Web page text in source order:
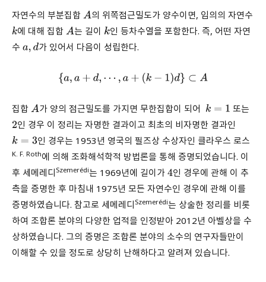
자연수의 부분집합 A 의 위쪽점근밀도가 양수이면, 임의의 자연수
k에 대해 집합 A는 길이 k인 등차수열을 포함한다. 즉, 어떤 자연
수 a,d 가 있어서 다음이 성립한다.
{a,a +d,⋯,a + ( k − 1) d}⊂A
집합 A 가 양의 점근밀도를 가지면 무한집합이 되어 k=1
또는
2인 경우 이 정리는 자명한 결과이고 최초의 비자명한 결과인
k=3 인 경우는 1953년 영국의 필즈상 수상자인 클라우스 로스
K. F. Roth에 의해 조화해석학적 방법론을 통해 증명되었습니다. 이
후 세메레디 Szemerédi는 1969년에 길이가 4인 경우에 관해 이 추
측을 증명한 후 마침내 1975년 모든 자연수인 경우에 관해 이를
증명하였습니다. 참고로 세메레디 Szemerédi는 상술한 정리를 비롯
하여 조합론 분야의 다양한 업적을 인정받아 2012년 아벨상을 수
상하였습니다. 그의 증명은 조합론 분야의 소수의 연구자들만이
이해할 수 있을 정도로 상당히 난해하다고 알려져 있습니다.